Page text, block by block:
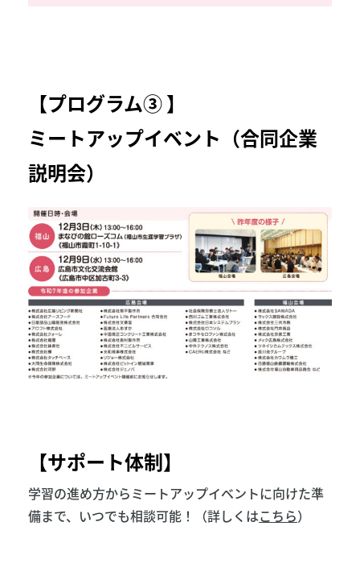
【プログラム③ 】
ミートアップイベント（合同企業
説明会）
【サポート体制】
学習の進め方からミートアップイベントに向けた準
備まで、いつでも相談可能！（詳しくはこちら）